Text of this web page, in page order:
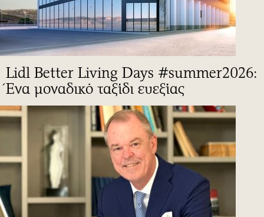
Lidl Better Living Days #summer2026:
Ένα μοναδικό ταξίδι ευεξίας